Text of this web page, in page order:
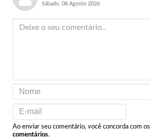
Sábado, 08 Agosto 2026
Ao enviar seu comentário, você concorda com os
comentários.